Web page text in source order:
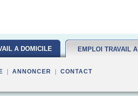
A DOMICILE EMPLOI TRAVAIL A
ANNONCER CONTACT